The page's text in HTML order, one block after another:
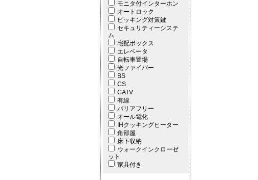
モニタ付インターホン
オートロック
ピッキング対策鍵
セキュリティーシステ
ム
宅配ボックス
エレベータ
自転車置場
光ファイバー
BS
CS
CATV
有線
バリアフリー
オール電化
IHクッキングヒーター
角部屋
床下収納
ウォークインクローゼ
ット
家具付き